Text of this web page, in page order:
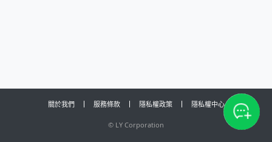
關於我們 服務條款 隱私權政策 隱私權中心
© LY Corporation